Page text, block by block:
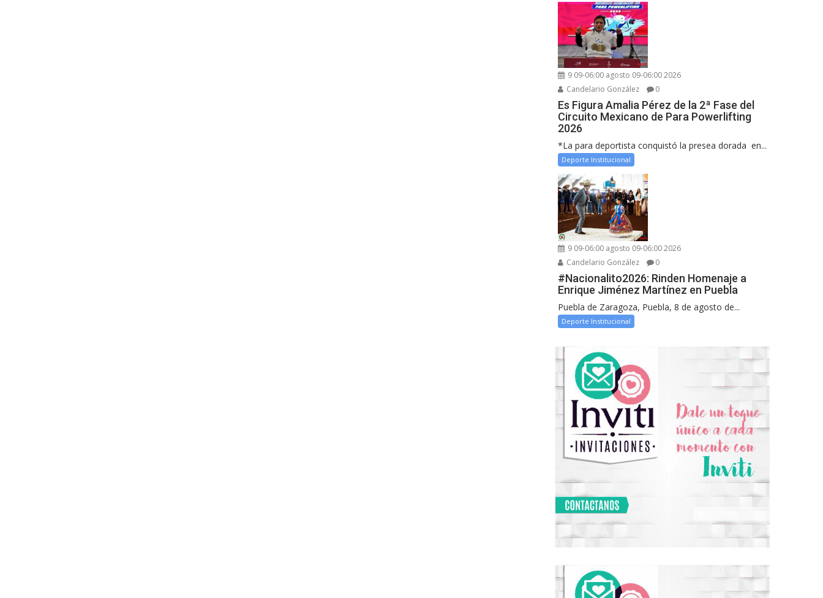
9 09-06:00 agosto 09-06:00 2026
Candelario González
0
Es Figura Amalia Pérez de la 2ª Fase del
Circuito Mexicano de Para Powerlifting
2026
*La para deportista conquistó la presea dorada en...
Deporte Institucional
9 09-06:00 agosto 09-06:00 2026
Candelario González
0
#Nacionalito2026: Rinden Homenaje a
Enrique Jiménez Martínez en Puebla
Puebla de Zaragoza, Puebla, 8 de agosto de...
Deporte Institucional